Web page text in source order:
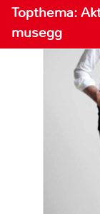
Topthema:
musegg